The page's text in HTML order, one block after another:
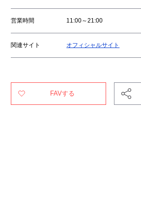
営業時間 11:00～21:00
関連サイト オフィシャルサイト
FAVする